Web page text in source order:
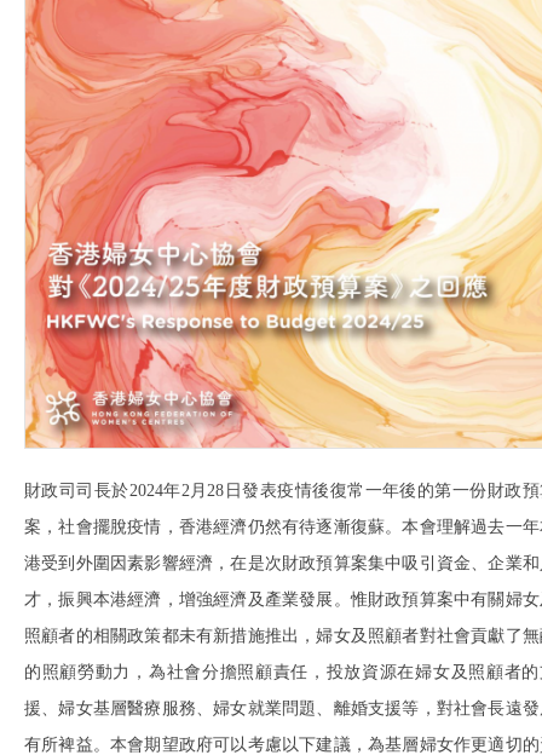
財政司司長於2024年2月28日發表疫情後復常一年後的第一份財政
案，社會擺脫疫情，香港經濟仍然有待逐漸復蘇。本會理解過去一
港受到外圍因素影響經濟，在是次財政預算案集中吸引資金、企業
才，振興本港經濟，增強經濟及產業發展。惟財政預算案中有關婦
照顧者的相關政策都未有新措施推出，婦女及照顧者對社會貢獻了
的照顧勞動力，為社會分擔照顧責任，投放資源在婦女及照顧者的
援、婦女基層醫療服務、婦女就業問題、離婚支援等，對社會長遠
有所裨益。本會期望政府可以考慮以下建議，為基層婦女作更適切